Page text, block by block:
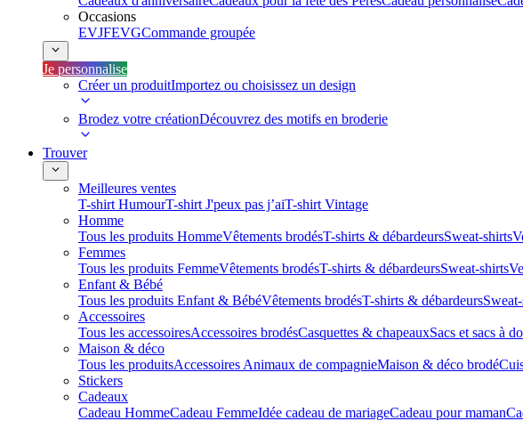
Occasions
EVJFEVGCommande groupée
Je personnalise
Créer un produitImportez ou choisissez un design
Brodez votre créationDécouvrez des motifs en broderie
Trouver
Meilleures ventes
T-shirt HumourT-shirt J'peux pas j’aiT-shirt Vintage
Homme
Tous les produits HommeVêtements brodésT-shirts & débardeursSweat-shirts
Femmes
Tous les produits FemmeVêtements brodésT-shirts & débardeursSweat-shirts
Enfant & Bébé
Tous les produits Enfant & BébéVêtements brodésT-shirts & débardeurs
Accessoires
Tous les accessoiresAccessoires brodésCasquettes & chapeauxSacs et sacs à
Maison & déco
Tous les produitsAccessoires Animaux de compagnieMaison & déco brodé
Stickers
Cadeaux
Cadeau HommeCadeau FemmeIdée cadeau de mariage​Cadeau pour maman